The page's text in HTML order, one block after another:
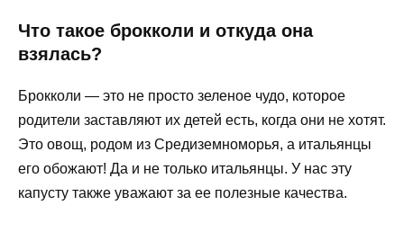
Что такое брокколи и откуда она
взялась?
Брокколи — это не просто зеленое чудо, которое
родители заставляют их детей есть, когда они не хотят.
Это овощ, родом из Средиземноморья, а итальянцы
его обожают! Да и не только итальянцы. У нас эту
капусту также уважают за ее полезные качества.